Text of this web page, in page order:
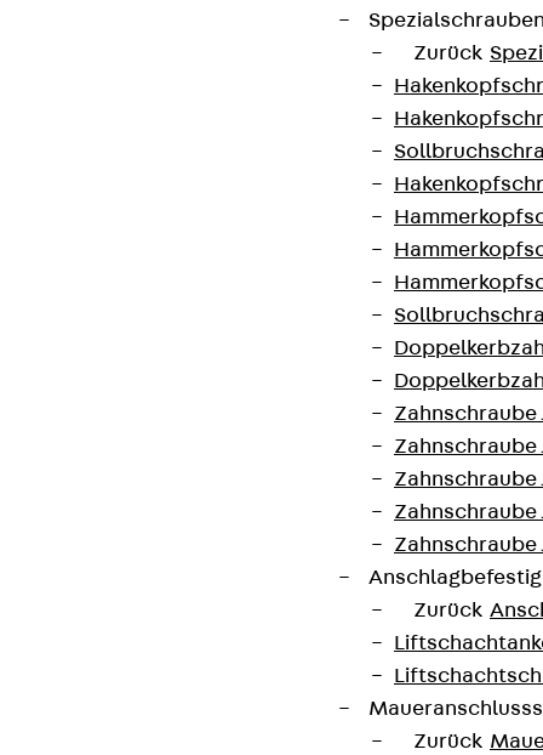
Zurück
Zahnschraube
Zahnschraube
Zahnschraube
Zahnschraube
Zahnschraube
Zurück
Zurück